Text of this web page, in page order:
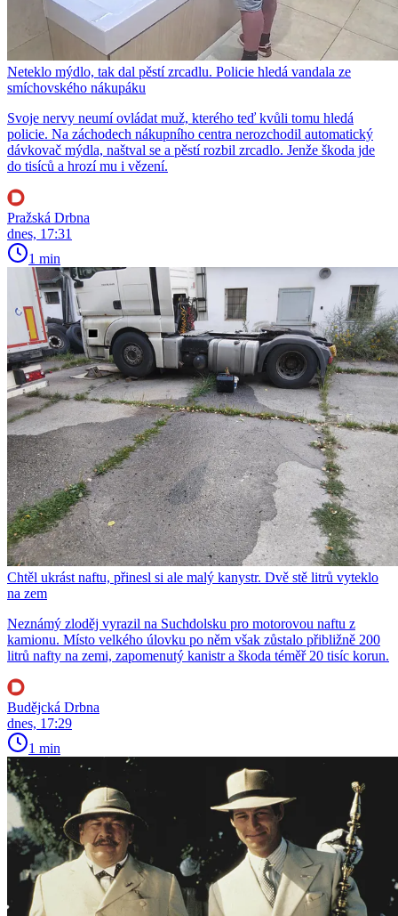
Neteklo mýdlo, tak dal pěstí zrcadlu. Policie hledá vandala ze
smíchovského nákupáku
Svoje nervy neumí ovládat muž, kterého teď kvůli tomu hledá
policie. Na záchodech nákupního centra nerozchodil automatický
dávkovač mýdla, naštval se a pěstí rozbil zrcadlo. Jenže škoda jde
do tisíců a hrozí mu i vězení.
Pražská Drbna
dnes, 17:31
1 min
Chtěl ukrást naftu, přinesl si ale malý kanystr. Dvě stě litrů vyteklo
na zem
Neznámý zloděj vyrazil na Suchdolsku pro motorovou naftu z
kamionu. Místo velkého úlovku po něm však zůstalo přibližně 200
litrů nafty na zemi, zapomenutý kanistr a škoda téměř 20 tisíc korun.
Budějcká Drbna
dnes, 17:29
1 min